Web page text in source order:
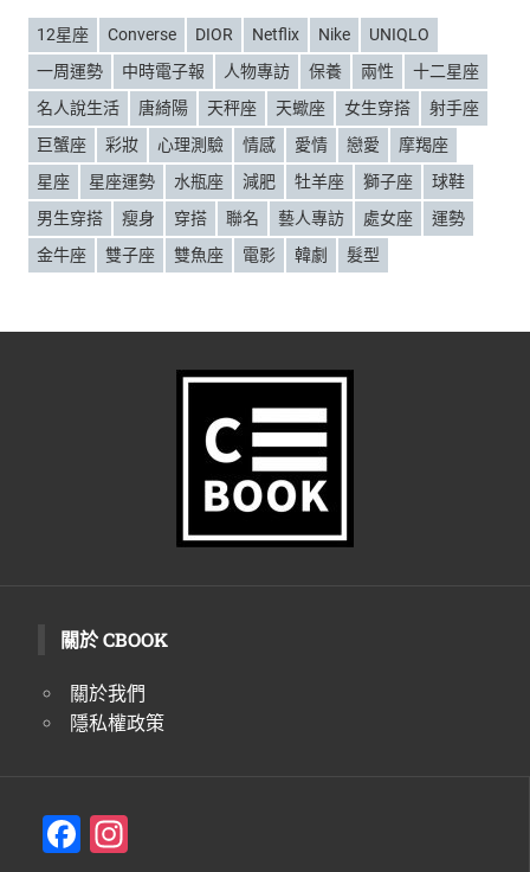
12星座 Converse DIOR Netflix Nike
UNIQLO
一周運勢
中時電子報 人物專訪 保養 兩性
十二星座
名人說生活
唐綺陽 天秤座 天蠍座 女生穿搭
射手座
巨蟹座
彩妝 心理測驗 情感 愛情 戀愛
摩羯座
星座
星座運勢 水瓶座 減肥 牡羊座 獅子座
球鞋
男生穿搭
瘦身 穿搭 聯名 藝人專訪 處女座
運勢
金牛座
雙子座 雙魚座 電影 韓劇 髮型
關於 CBOOK
關於我們
隱私權政策
F